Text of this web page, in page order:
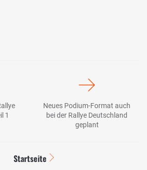
1
Neues Podium-Format auch
bei der Rallye Deutschland
geplant
Startseite